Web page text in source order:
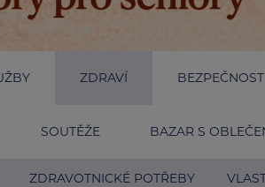
ZDRAVÍ BEZPEČNOST
SOUTĚŽE BAZAR S
ZDRAVOTNICKÉ POTŘEBY